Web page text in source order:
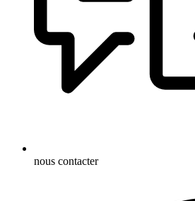
nous contacter